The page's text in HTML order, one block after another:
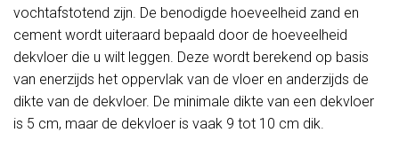
vochtafstotend zijn. De benodigde hoeveelheid zand en
cement wordt uiteraard bepaald door de hoeveelheid
dekvloer die u wilt leggen. Deze wordt berekend op basis
van enerzijds het oppervlak van de vloer en anderzijds de
dikte van de dekvloer. De minimale dikte van een dekvloer
is 5 cm, maar de dekvloer is vaak 9 tot 10 cm dik.